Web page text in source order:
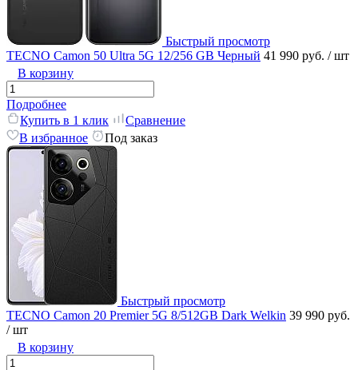
Быстрый просмотр
TECNO Camon 50 Ultra 5G 12/256 GB Черный 41 990 руб. / шт
В корзину
Подробнее
Купить в 1 клик
Сравнение
В избранное
Под заказ
Быстрый просмотр
TECNO Camon 20 Premier 5G 8/512GB Dark Welkin 39 990 руб.
/ шт
В корзину